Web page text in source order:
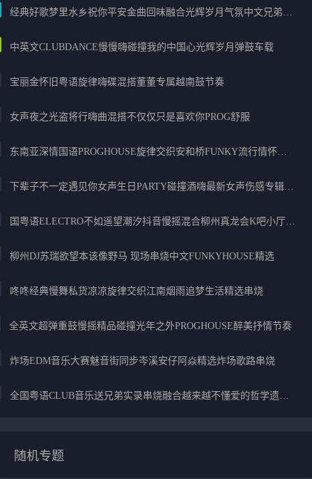
经典好歌梦里水乡祝你平安金曲回味融合光辉岁月气氛中文兄弟串烧
中英文CLUBDANCE慢慢嗨碰撞我的中国心光辉岁月弹鼓车载
宝丽金怀旧粤语旋律嗨碟混搭董董专属越南鼓节奏
女声夜之光盗将行嗨曲混搭不仅仅只是喜欢你PROG舒服
东南亚深情国语PROGHOUSE旋律交织安和桥FUNKY流行情怀串烧
下辈子不一定遇见你女声生日PARTY碰撞酒嗨最新女声伤感专辑实录
国粤语ELECTRO不如遥望潮汐抖音慢摇混合柳州真龙会K吧小厅小康混音
柳州DJ苏瑞欲望本该像野马 现场串烧中文FUNKYHOUSE精选
咚咚经典慢舞私货凉凉旋律交织江南烟雨追梦生活精选串烧
全英文超弹重鼓慢摇精品碰撞光年之外PROGHOUSE醉美抒情节奏
炸场EDM音乐大赛魅音街同步岑溪安仔阿焱精选炸场歌路串烧
全国粤语CLUB音乐送兄弟实录串烧融合越来越不懂爱的哲学遗憾专辑
随机专题